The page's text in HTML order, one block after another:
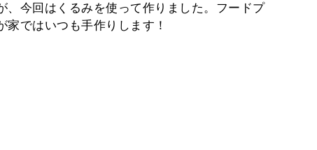
、今回はくるみを使って作りました。フードプ
ではいつも手作りします！